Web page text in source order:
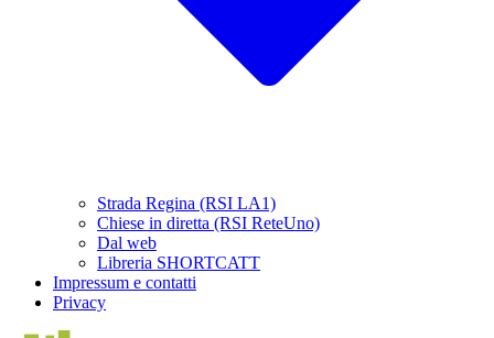
Strada Regina (RSI LA1)
Chiese in diretta (RSI ReteUno)
Dal web
Libreria SHORTCATT
Impressum e contatti
Privacy